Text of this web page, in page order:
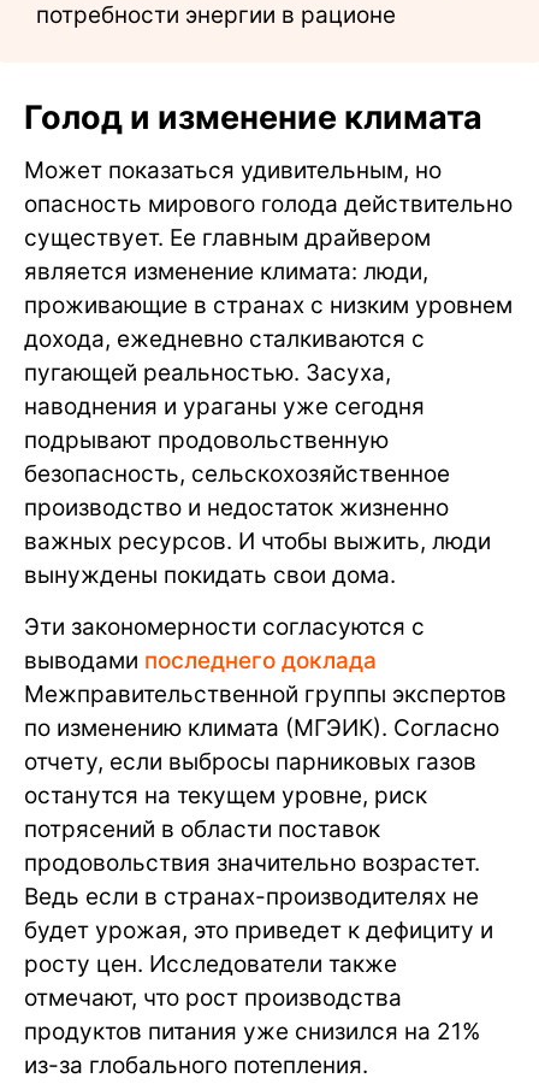
потребности энергии в рационе
Голод и изменение климата
Может показаться удивительным, но
опасность мирового голода действительно
существует. Ее главным драйвером
является изменение климата: люди,
проживающие в странах с низким уровнем
дохода, ежедневно сталкиваются с
пугающей реальностью. Засуха,
наводнения и ураганы уже сегодня
подрывают продовольственную
безопасность, сельскохозяйственное
производство и недостаток жизненно
важных ресурсов. И чтобы выжить, люди
вынуждены покидать свои дома.
Эти закономерности согласуются с
выводами последнего доклада
Межправительственной группы экспертов
по изменению климата (МГЭИК). Согласно
отчету, если выбросы парниковых газов
останутся на текущем уровне, риск
потрясений в области поставок
продовольствия значительно возрастет.
Ведь если в странах-производителях не
будет урожая, это приведет к дефициту и
росту цен. Исследователи также
отмечают, что рост производства
продуктов питания уже снизился на 21%
из-за глобального потепления.